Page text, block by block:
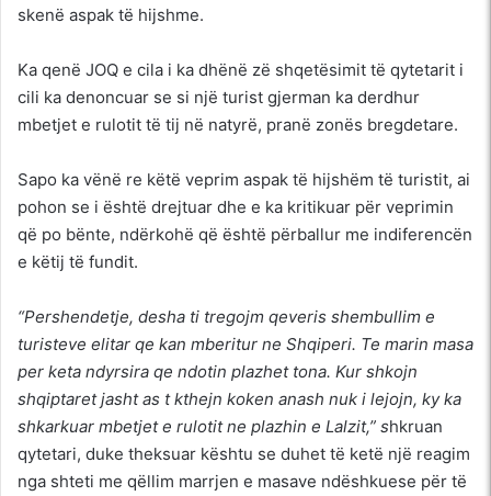
skenë aspak të hijshme.
Ka qenë JOQ e cila i ka dhënë zë shqetësimit të qytetarit i
cili ka denoncuar se si një turist gjerman ka derdhur
mbetjet e rulotit të tij në natyrë, pranë zonës bregdetare.
Sapo ka vënë re këtë veprim aspak të hijshëm të turistit, ai
pohon se i është drejtuar dhe e ka kritikuar për veprimin
që po bënte, ndërkohë që është përballur me indiferencën
e këtij të fundit.
“Pershendetje, desha ti tregojm qeveris shembullim e
turisteve elitar qe kan mberitur ne Shqiperi. Te marin masa
per keta ndyrsira qe ndotin plazhet tona. Kur shkojn
shqiptaret jasht as t kthejn koken anash nuk i lejojn, ky ka
shkarkuar mbetjet e rulotit ne plazhin e Lalzit,” shkruan
qytetari, duke theksuar kështu se duhet të ketë një reagim
nga shteti me qëllim marrjen e masave ndëshkuese për të